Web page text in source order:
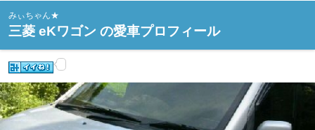
みぃちゃん★
三菱 eKワゴン の愛車プロフィール